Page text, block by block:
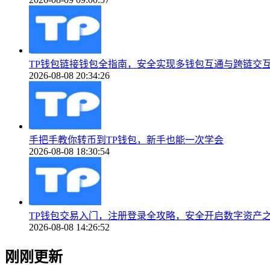
TP钱包链接钱包全指南，安全实现多钱包互通与跨链交
2026-08-08 20:34:26
手把手教你转币到TP钱包，新手也能一次学会
2026-08-08 18:30:54
TP钱包交易入门，注册登录全攻略，安全开启数字资产
2026-08-08 14:26:52
刚刚更新